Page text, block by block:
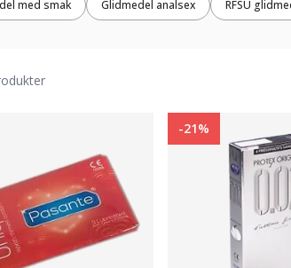
med smak Glidmedel analsex RFSU
-21%